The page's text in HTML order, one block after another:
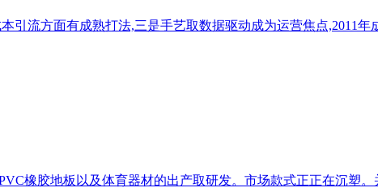
引流方面有成熟打法,三是手艺取数据驱动成为运营焦点,2011
橡胶地板以及体育器材的出产取研发。市场款式正正在沉塑